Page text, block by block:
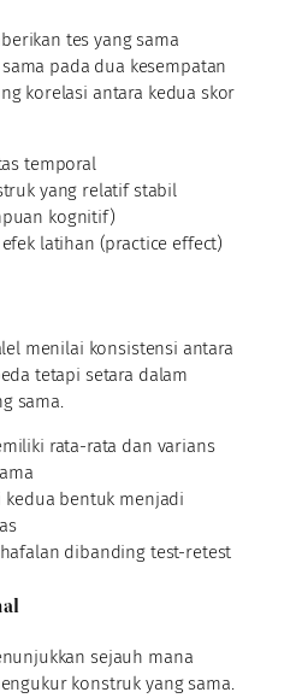
tes yang sama
pada dua kesempatan
korelasi antara kedua skor
temporal
yang relatif stabil
kognitif)
latihan (practice effect)
menilai konsistensi antara
tetapi setara dalam
sama.
rata-rata dan varians
kedua bentuk menjadi
dibanding test-retest
sejauh mana
konstruk yang sama.